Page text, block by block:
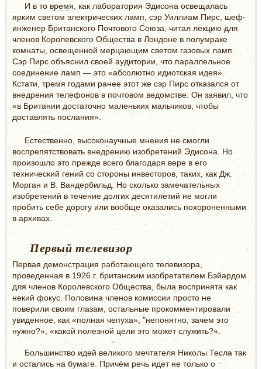
И в то время , как лаборатория Эдисона освещалась
ярким светом электрических ламп, сэр Уиллиам Пирс, шеф-
инженер Британского Почтового Союза, читал лекцию для
членов Королевского Общества в Лондоне в полумраке
комнаты, освещенной мерцающим светом газовых ламп.
Сэр Пирс объяснил своей аудитории, что параллельное
соединение ламп — это «абсолютно идиотская идея».
Кстати, тремя годами ранее этот же сэр Пирс отказался от
внедрения телефонов в почтовом ведомстве. Он заявил, что
«в Британии достаточно маленьких мальчиков, чтобы
доставлять послания».
Естественно, высоконаучные мнения не смогли
воспрепятствовать внедрению изобретений Эдисона. Но
произошло это прежде всего благодаря вере в его
технический гений со стороны инвесторов, таких, как Дж.
Морган и В. Вандербильд. Но сколько замечательных
изобретений в течение долгих десятилетий не могли
пробить себе дорогу или вообще оказались похороненными
в архивах.
Первый телевизор
Первая демонстрация работающего телевизора,
проведенная в 1926 г. британским изобретателем Бэйардом
для членов Королевского Общества, была воспринята как
некий фокус. Половина членов комиссии просто не
поверили своим глазам, остальные прокомментировали
увиденное, как «полная чепуха», "непонятно, зачем это
нужно?», «какой полезной цели это может служить?».
Большинство идей великого мечтателя Николы Тесла так
и остались на бумаге. Причём речь идет не только о